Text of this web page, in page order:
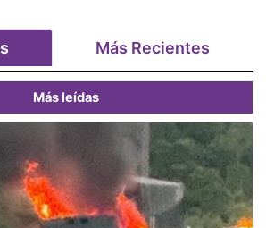
Más Recientes
Más leídas